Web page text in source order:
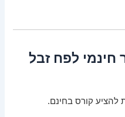
חינמי לפח זבל
להציע קורס בחינם.